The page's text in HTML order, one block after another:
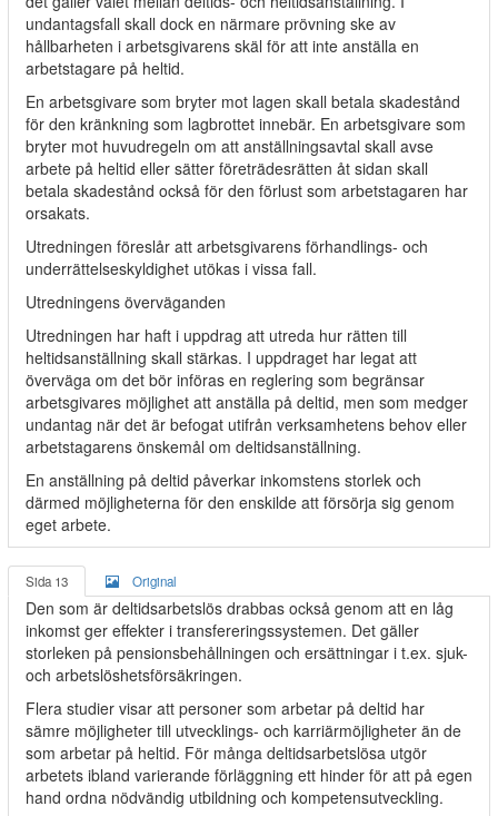
undantagsfall skall dock en närmare prövning ske av
hållbarheten i arbetsgivarens skäl för att inte anställa en
arbetstagare på heltid.
En arbetsgivare som bryter mot lagen skall betala skadestånd
för den kränkning som lagbrottet innebär. En arbetsgivare som
bryter mot huvudregeln om att anställningsavtal skall avse
arbete på heltid eller sätter företrädesrätten åt sidan skall
betala skadestånd också för den förlust som arbetstagaren har
orsakats.
Utredningen föreslår att arbetsgivarens förhandlings- och
underrättelseskyldighet utökas i vissa fall.
Utredningens överväganden
Utredningen har haft i uppdrag att utreda hur rätten till
heltidsanställning skall stärkas. I uppdraget har legat att
överväga om det bör införas en reglering som begränsar
arbetsgivares möjlighet att anställa på deltid, men som medger
undantag när det är befogat utifrån verksamhetens behov eller
arbetstagarens önskemål om deltidsanställning.
En anställning på deltid påverkar inkomstens storlek och
därmed möjligheterna för den enskilde att försörja sig genom
eget arbete.
Sida 13 Original
Den som är deltidsarbetslös drabbas också genom att en låg
inkomst ger effekter i transfereringssystemen. Det gäller
storleken på pensionsbehållningen och ersättningar i t.ex. sjuk-
och arbetslöshetsförsäkringen.
Flera studier visar att personer som arbetar på deltid har
sämre möjligheter till utvecklings- och karriärmöjligheter än de
som arbetar på heltid. För många deltidsarbetslösa utgör
arbetets ibland varierande förläggning ett hinder för att på egen
hand ordna nödvändig utbildning och kompetensutveckling.